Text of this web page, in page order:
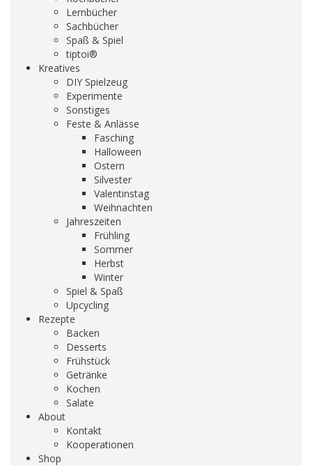
Lernbücher
Sachbücher
Spaß & Spiel
tiptoi®
Kreatives
DIY Spielzeug
Experimente
Sonstiges
Feste & Anlässe
Fasching
Halloween
Ostern
Silvester
Valentinstag
Weihnachten
Jahreszeiten
Frühling
Sommer
Herbst
Winter
Spiel & Spaß
Upcycling
Rezepte
Backen
Desserts
Frühstück
Getränke
Kochen
Salate
About
Kontakt
Kooperationen
Shop